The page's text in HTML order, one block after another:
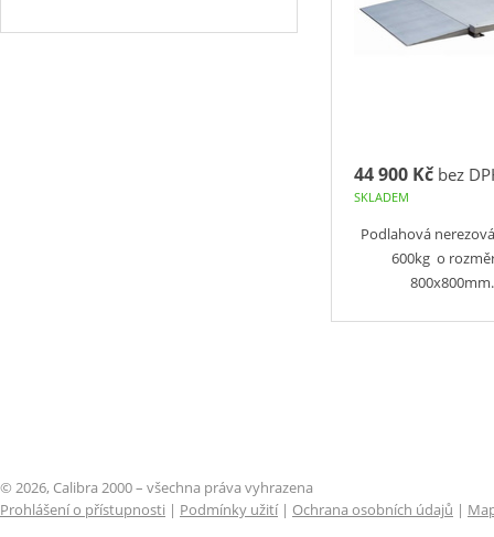
44 900 Kč bez
SKLADEM
Podlahová
600kg o
© 2026, Calibra 2000 – všechna práva vyhrazena
Prohlášení o přístupnosti | Podmínky užití| Ochrana osobních údajů |